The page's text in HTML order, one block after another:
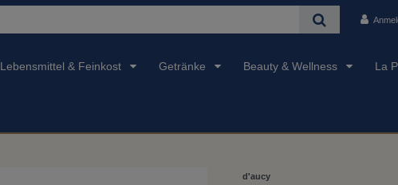
Lebensmittel & Feinkost Getränke Beauty & Wellness La
d'aucy